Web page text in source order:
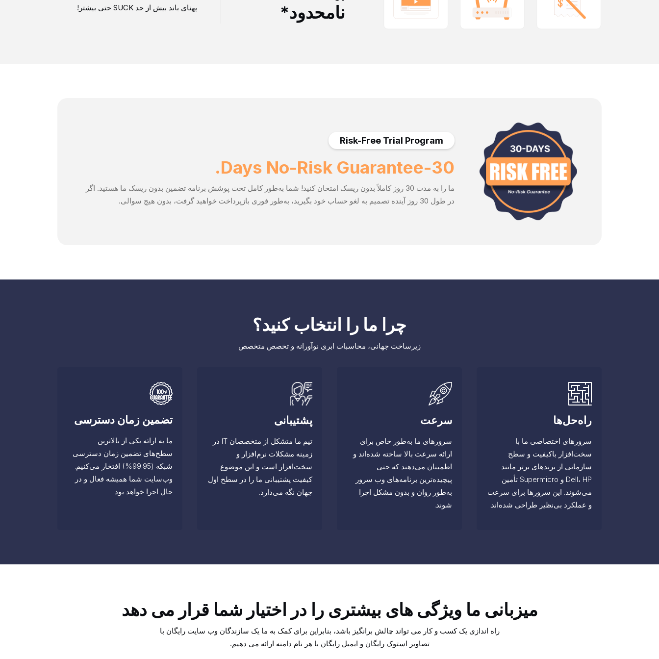
نامحدود*
پهنای باند بیش از حد SUCK حتی بیشتر!
Risk-Free Trial Program
30-Days No-Risk Guarantee.
ما را به مدت 30 روز کاملاً بدون ریسک امتحان کنید! شما به‌طور کامل تحت پوشش برنامه تضمین بدون ریسک ما هستید. اگر
در طول 30 روز آینده تصمیم به لغو حساب خود بگیرید، به‌طور فوری بازپرداخت خواهید گرفت، بدون هیچ سوالی.
چرا ما را انتخاب کنید؟
زیرساخت جهانی، محاسبات ابری نوآورانه و تخصص متخصص
راه‌حل‌ها
سرورهای اختصاصی ما با
سخت‌افزار باکیفیت و سطح
سازمانی از برندهای برتر مانند
Dell، HP و Supermicro تأمین
می‌شوند. این سرورها برای سرعت
و عملکرد بی‌نظیر طراحی شده‌اند.
سرعت
سرورهای ما به‌طور خاص برای
ارائه سرعت بالا ساخته شده‌اند و
اطمینان می‌دهند که حتی
پیچیده‌ترین برنامه‌های وب سرور
به‌طور روان و بدون مشکل اجرا
شوند.
پشتیبانی
تیم ما متشکل از متخصصان IT در
زمینه مشکلات نرم‌افزار و
سخت‌افزار است و این موضوع
کیفیت پشتیبانی ما را در سطح اول
جهان نگه می‌دارد.
تضمین زمان دسترسی
ما به ارائه یکی از بالاترین
سطح‌های تضمین زمان دسترسی
شبکه (99.95%) افتخار می‌کنیم.
وب‌سایت شما همیشه فعال و در
حال اجرا خواهد بود.
میزبانی ما ویژگی های بیشتری را در اختیار شما قرار می دهد
راه اندازی یک کسب و کار می تواند چالش برانگیز باشد، بنابراین برای کمک به ما یک سازندگان وب سایت رایگان با
تصاویر استوک رایگان و ایمیل رایگان با هر نام دامنه ارائه می دهیم.